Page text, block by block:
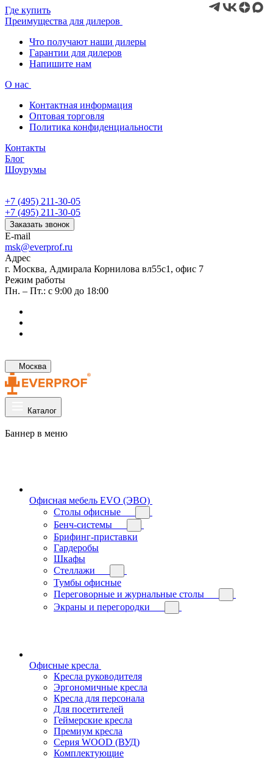
Где купить
Преимущества для дилеров
Что получают наши дилеры
Гарантии для дилеров
Напишите нам
О нас
Контактная информация
Оптовая торговля
Политика конфиденциальности
Контакты
Блог
Шоурумы
+7 (495) 211-30-05
+7 (495) 211-30-05
Заказать звонок
E-mail
msk@everprof.ru
Адрес
г. Москва, Адмирала Корнилова вл55с1, офис 7
Режим работы
Пн. – Пт.: с 9:00 до 18:00
Москва
Каталог
Баннер в меню
Офисная мебель EVO (ЭВО)
Cтолы офисные
Бенч-системы
Брифинг-приставки
Гардеробы
Шкафы
Стеллажи
Тумбы офисные
Переговорные и журнальные столы
Экраны и перегородки
Офисные кресла
Кресла руководителя
Эргономичные кресла
Кресла для персонала
Для посетителей
Геймерские кресла
Премиум кресла
Серия WOOD (ВУД)
Комплектующие